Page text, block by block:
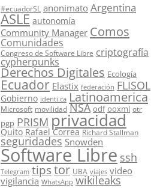
#ecuadorSL anonimato Argentina
ASLE autonomía
Community Manager Comos
Comunidades
Congreso de Software Libre criptografía
cypherpunks
Derechos Digitales Ecología
Ecuador Elastix federación FLISOL
Gobierno identi.ca Latinoamerica
Microsoft movilidad NSA odf ooxml otr
pgp PRISM privacidad
Quito Rafael Correa Richard Stallman
seguridades Snowden
Software Libre ssh
Telegram tips tor UBA viajes video
vigilancia WhatsApp wikileaks